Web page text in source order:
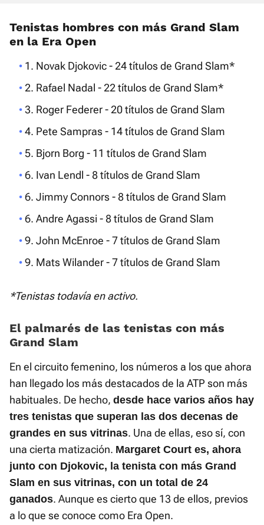
Tenistas hombres con más Grand Slam
en la Era Open
1. Novak Djokovic - 24 títulos de Grand Slam*
2. Rafael Nadal - 22 títulos de Grand Slam*
3. Roger Federer - 20 títulos de Grand Slam
4. Pete Sampras - 14 títulos de Grand Slam
5. Bjorn Borg - 11 títulos de Grand Slam
6. Ivan Lendl - 8 títulos de Grand Slam
6. Jimmy Connors - 8 títulos de Grand Slam
6. Andre Agassi - 8 títulos de Grand Slam
9. John McEnroe - 7 títulos de Grand Slam
9. Mats Wilander - 7 títulos de Grand Slam
*Tenistas todavía en activo.
El palmarés de las tenistas con más
Grand Slam
En el circuito femenino, los números a los que ahora
han llegado los más destacados de la ATP son más
habituales. De hecho, desde hace varios años hay
tres tenistas que superan las dos decenas de
grandes en sus vitrinas. Una de ellas, eso sí, con
una cierta matización. Margaret Court es, ahora
junto con Djokovic, la tenista con más Grand
Slam en sus vitrinas, con un total de 24
ganados. Aunque es cierto que 13 de ellos, previos
a lo que se conoce como Era Open.